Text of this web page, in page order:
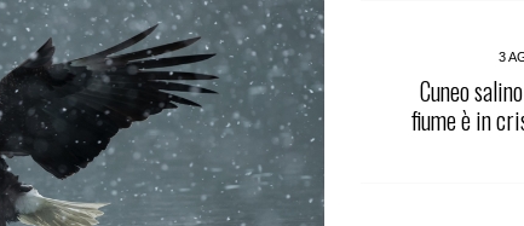
3
Cuneo
fiume è in